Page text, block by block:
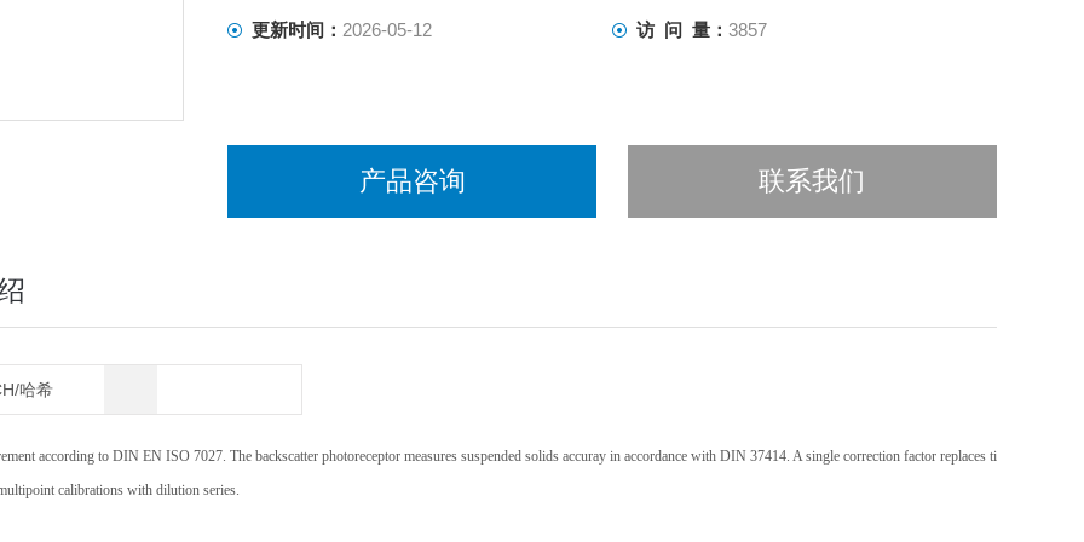
更新时间： 2026-05-12 访 问 量： 3857
产品咨询 联系我们
哈希
according to DIN EN ISO 7027. The backscatter photoreceptor measures suspended solids accuray in accordance with DIN 37414. A single correction factor replaces ti
calibrations with dilution series.